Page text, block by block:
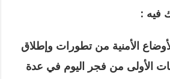
فيه :
الأمنية من تطورات وإطلاق
الأولى من فجر اليوم في عدة